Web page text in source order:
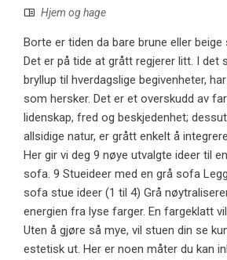
Hjem og hage
Borte er tiden da bare brune eller
Det er på tide at grått regjerer litt. I det
bryllup til hverdagslige begivenheter,
som hersker. Det er et overskudd av
lidenskap, fred og beskjedenhet;
allsidige natur, er grått enkelt å
Her gir vi deg 9 nøye utvalgte ideer til
sofa. 9 Stueideer med en grå sofa
sofa stue ideer (1 til 4) Grå
energien fra lyse farger. En fargeklatt
Uten å gjøre så mye, vil stuen din se
estetisk ut. Her er noen måter du kan